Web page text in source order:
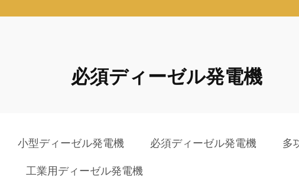
必須ディーゼル発電機
小型ディーゼル発電機 必須ディーゼル発電機 多
工業用ディーゼル発電機